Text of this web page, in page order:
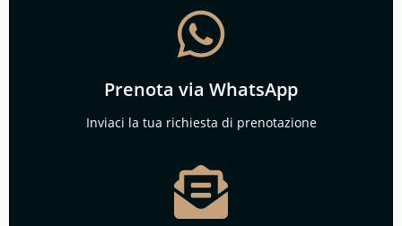
Prenota via WhatsApp
Inviaci la tua richiesta di prenotazione